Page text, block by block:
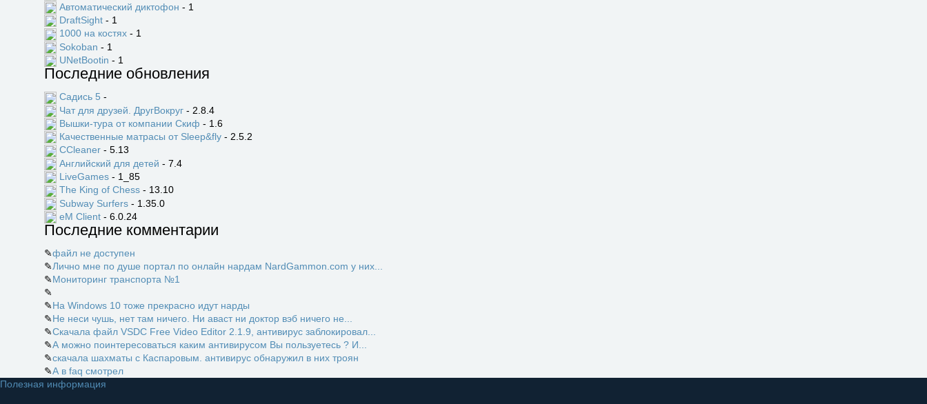
Автоматический диктофон - 1
DraftSight - 1
1000 на костях - 1
Sokoban - 1
UNetBootin - 1
Последние обновления
Садись 5 -
Чат для друзей. ДругВокруг - 2.8.4
Вышки-тура от компании Скиф - 1.6
Качественные матрасы от Sleep&fly - 2.5.2
CCleaner - 5.13
Английский для детей - 7.4
LiveGames - 1_85
The King of Chess - 13.10
Subway Surfers - 1.35.0
eM Client - 6.0.24
Последние комментарии
✎файл не доступен
✎Лично мне по душе портал по онлайн нардам NardGammon.com у них...
✎Мониторинг транспорта №1
✎
✎На Windows 10 тоже прекрасно идут нарды
✎Не неси чушь, нет там ничего. Ни аваст ни доктор вэб ничего не...
✎Скачала файл VSDC Free Video Editor 2.1.9, антивирус заблокировал...
✎А можно поинтересоваться каким антивирусом Вы пользуетесь ? И...
✎скачала шахматы с Каспаровым. антивирус обнаружил в них троян
✎А в faq смотрел
Полезная информация